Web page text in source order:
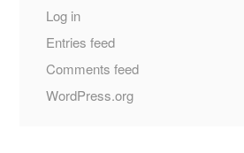
Log in
Entries feed
Comments feed
WordPress.org